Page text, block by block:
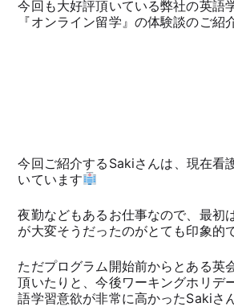
今回も大好評頂いている弊社の英語
『オンライン留学』の体験談のご紹
今回ご紹介するSakiさんは、現在看
いています
夜勤などもあるお仕事なので、最初
が大変そうだったのがとても印象的
ただプログラム開始前からとある英
頂いたりと、今後ワーキングホリデ
語学習意欲が非常に高かったSakiさ